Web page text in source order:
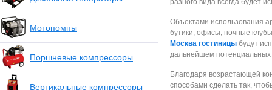
Мотопомпы
Поршневые компрессоры
Вертикальные компрессоры
разного вида всегда будет
Объектами использования
бутики, офисы, ночные
Москва гостиницы будут
дальнейшем потенциальных
Благодаря возрастающей
способами сделать так,